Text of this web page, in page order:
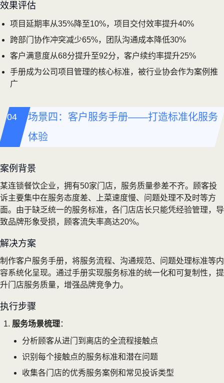
效果评估
项目延期率从35%降至10%，项目交付效率提升40%
跨部门协作冲突减少65%，团队沟通成本降低30%
客户满意度从68分提升至92分，客户续约率提升25%
手册成为公司项目管理的核心标准，被行业协会作为案例推
广
场景四：客户服务手册——打造标准化服务
体验
案例背景
某连锁餐饮企业，拥有50家门店，服务质量参差不齐。顾客投
诉主要集中在服务态度差、上菜速度慢、问题处理不及时等方
面。由于缺乏统一的服务标准，各门店店长只能凭经验管理，导
致品牌形象受损，顾客流失率高达20%。
解决方案
制作客户服务手册，将服务流程、沟通规范、问题处理标准等内
容系统化呈现。通过手册实现服务标准的统一化和可复制性，提
升门店服务质量，增强品牌竞争力。
执行步骤
服务场景梳理：
分析顾客从进门到离店的全流程接触点
识别每个接触点的服务标准和潜在问题
收集各门店的优秀服务案例和常见投诉类型